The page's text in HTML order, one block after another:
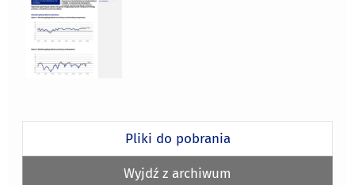
Pliki do pobrania
Wyjdź z archiwum